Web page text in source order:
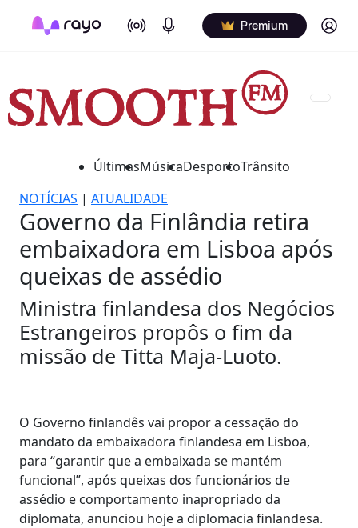
On Air Podcasts Premium Log in
ÚltimasMúsicaDesportoTrânsito
NOTÍCIAS | ATUALIDADE
Governo da Finlândia retira
embaixadora em Lisboa após
queixas de assédio
Ministra finlandesa dos Negócios
Estrangeiros propôs o fim da
missão de Titta Maja-Luoto.
O Governo finlandês vai propor a cessação do
mandato da embaixadora finlandesa em Lisboa,
para “garantir que a embaixada se mantém
funcional”, após queixas dos funcionários de
assédio e comportamento inapropriado da
diplomata, anunciou hoje a diplomacia finlandesa.